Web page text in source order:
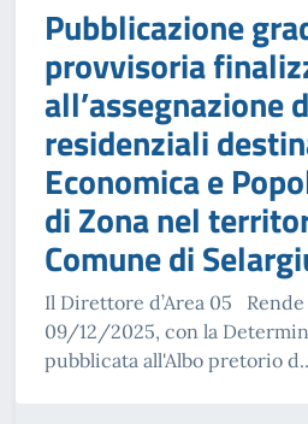
Pubblicazione
provvisoria
all’assegnazione
residenziali
Economica e
di Zona nel
Comune di
Il Direttore d’Area 05
09/12/2025, con la
pubblicata all'Albo pretorio